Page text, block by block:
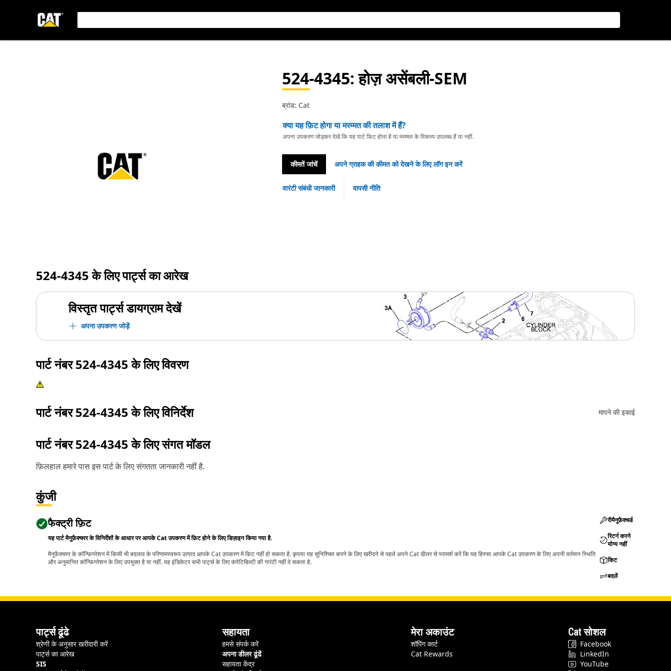
524-4345: होज़ असेंबली-SEM
ब्रांड: Cat
क्या यह फ़िट होगा या मरम्मत की तलाश में हैं?
अपना उपकरण जोड़कर देखें कि यह पार्ट फ़िट होता है या मरम्मत के विकल्प उपलब्ध हैं या नहीं.
कीमतें जांचें अपने ग्राहक की कीमत को देखने के लिए लॉग इन करें
वारंटी संबंधी जानकारी वापसी नीति
524-4345के लिए पार्ट्स का आरेख
विस्तृत पार्ट्स डायग्राम देखें
अपना उपकरण जोड़ें
पार्ट नंबर524-4345के लिए विवरण
पार्ट नंबर524-4345के लिए विनिर्देश मापने की इकाई
पार्ट नंबर524-4345के लिए संगत मॉडल
फ़िलहाल हमारे पास इस पार्ट के लिए संगतता जानकारी नहीं है.
कुंजी
फैक्ट्री फ़िट
यह पार्ट मैनुफ़ैक्चरर के विनिर्देशों के आधार पर आपके Cat उपकरण में फ़िट होने के लिए डिज़ाइन किया गया है.
मैनुफ़ैक्चरर के कॉन्फ़िगरेशन में किसी भी बदलाव के परिणामस्वरूप उत्पाद आपके Cat उपकरण में फ़िट नहीं हो सकता है. कृपया यह सुनिश्चित करने के लिए खरीदने से पहले अपने Cat डीलर से परामर्श करें कि यह हिस्सा आपके Cat उपकरण के लिए अपनी वर्तमान स्थिति
और अनुमानित कॉन्फ़िगरेशन के लिए उपयुक्त है या नहीं. यह इंडिकेटर सभी पार्ट्स के लिए कंपेटिबिल्टी की गारंटी नहीं दे सकता है.
रीमैनुफ़ैक्चर्ड
रिटर्न करने
योग्य नहीं
किट
बदलें
पार्ट्स ढूंढे
श्रेणी के अनुसार खरीदारी करें
पार्ट्स का आरेख
SIS
सहायता
हमसे संपर्क करें
अपना डीलर ढूंढें
सहायता केंद्र
मेरा अकाउंट
शॉपिंग कार्ट
Cat Rewards
Cat सोशल
Facebook
LinkedIn
YouTube